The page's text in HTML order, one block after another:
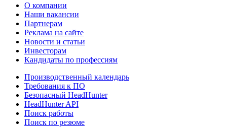
О компании
Наши вакансии
Партнерам
Реклама на сайте
Новости и статьи
Инвесторам
Кандидаты по профессиям
Производственный календарь
Требования к ПО
Безопасный HeadHunter
HeadHunter API
Поиск работы
Поиск по резюме